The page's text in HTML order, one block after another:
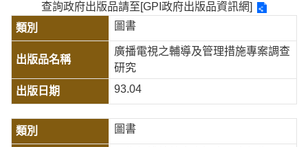
查詢政府出版品請至[GPI政府出版品資訊網]
圖書
廣播電視之輔導及管理措施專案調查
研究
93.04
圖書